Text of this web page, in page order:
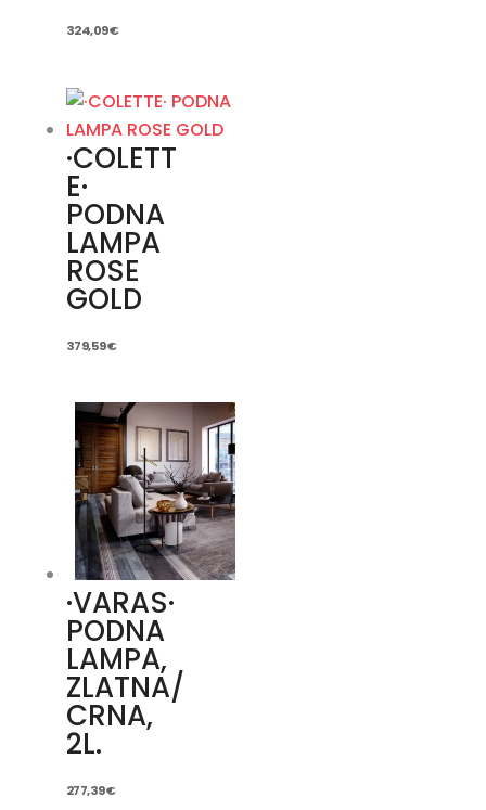
324,09€
·COLETT
E·
PODNA
LAMPA
ROSE
GOLD
379,59€
·VARAS·
PODNA
LAMPA,
ZLATNA/
CRNA,
2L.
277,39€